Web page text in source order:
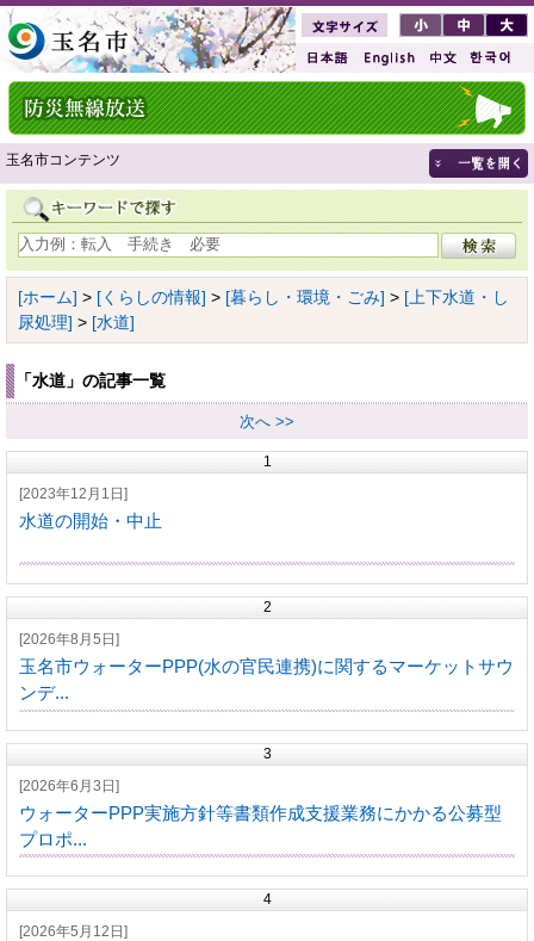
玉名市コンテンツ
[ホーム] > [くらしの情報] > [暮らし・環境・ごみ] > [上下水道・し
尿処理] > [水道]
「水道」の記事一覧
次へ >>
1
[2023年12月1日]
水道の開始・中止
2
[2026年8月5日]
玉名市ウォーターPPP(水の官民連携)に関するマーケットサウ
ンデ...
3
[2026年6月3日]
ウォーターPPP実施方針等書類作成支援業務にかかる公募型
プロポ...
4
[2026年5月12日]